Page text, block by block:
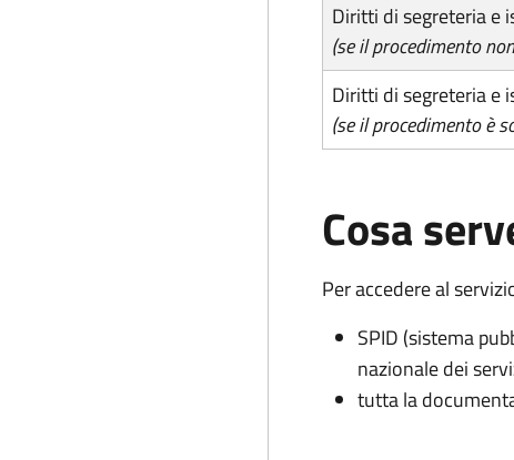
Diritti di segreteria e
(se il procedimento
Diritti di segreteria e
(se il procedimento è
Cosa
Per accedere al
SPID (sistema
nazionale dei
tutta la